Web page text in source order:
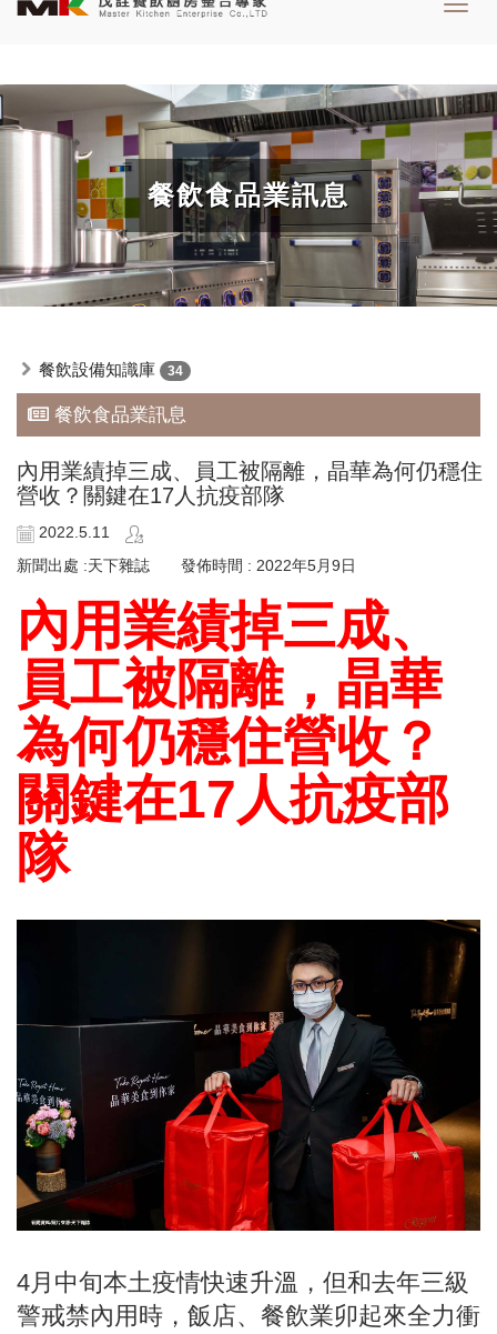
餐飲食品業訊息
餐飲設備知識庫 34
餐飲食品業訊息
內用業績掉三成、員工被隔離，晶華為何仍穩住
營收？關鍵在17人抗疫部隊
2022.5.11
新聞出處 :天下雜誌 發佈時間 : 2022年5月9日
內用業績掉三成、
員工被隔離，晶華
為何仍穩住營收？
關鍵在17人抗疫部
隊
4月中旬本土疫情快速升溫，但和去年三級
警戒禁內用時，飯店、餐飲業卯起來全力衝